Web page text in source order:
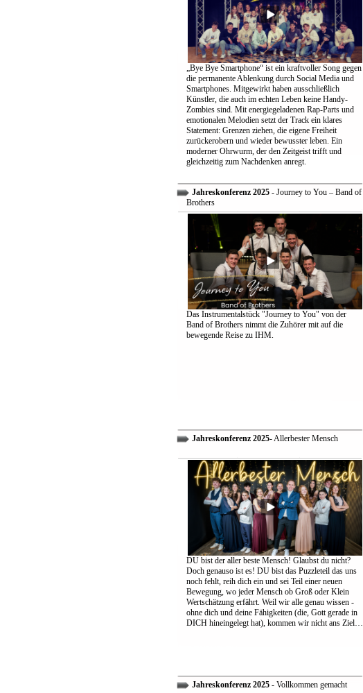
„Bye Bye Smartphone“ ist ein kraftvoller Song gegen
die permanente Ablenkung durch Social Media und
Smartphones. Mitgewirkt haben ausschließlich
Künstler, die auch im echten Leben keine Handy-
Zombies sind. Mit energiegeladenen Rap-Parts und
emotionalen Melodien setzt der Track ein klares
Statement: Grenzen ziehen, die eigene Freiheit
zurückerobern und wieder bewusster leben. Ein
moderner Ohrwurm, der den Zeitgeist trifft und
gleichzeitig zum Nachdenken anregt.
Jahreskonferenz 2025- Journey to You – Band of
Brothers
Das Instrumentalstück "Journey to You" von der
Band of Brothers nimmt die Zuhörer mit auf die
bewegende Reise zu IHM.
Jahreskonferenz 2025- Allerbester Mensch
DU bist der aller beste Mensch! Glaubst du nicht?
Doch genauso ist es! DU bist das Puzzleteil das uns
noch fehlt, reih dich ein und sei Teil einer neuen
Bewegung, wo jeder Mensch ob Groß oder Klein
Wertschätzung erfährt. Weil wir alle genau wissen -
ohne dich und deine Fähigkeiten (die, Gott gerade in
DICH hineingelegt hat), kommen wir nicht ans Ziel…
Jahreskonferenz 2025- Vollkommen gemacht